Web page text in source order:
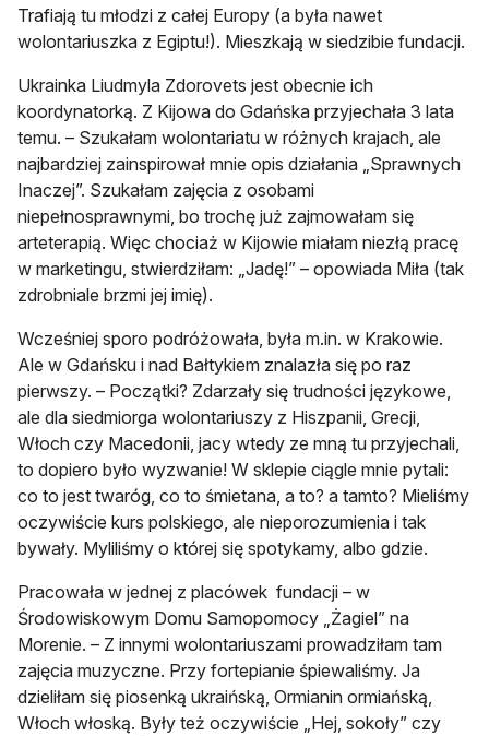
Trafiają tu młodzi z całej Europy (a była nawet
wolontariuszka z Egiptu!). Mieszkają w siedzibie fundacji.
Ukrainka Liudmyla Zdorovets jest obecnie ich
koordynatorką. Z Kijowa do Gdańska przyjechała 3 lata
temu. – Szukałam wolontariatu w różnych krajach, ale
najbardziej zainspirował mnie opis działania „Sprawnych
Inaczej”. Szukałam zajęcia z osobami
niepełnosprawnymi, bo trochę już zajmowałam się
arteterapią. Więc chociaż w Kijowie miałam niezłą pracę
w marketingu, stwierdziłam: „Jadę!” – opowiada Miła (tak
zdrobniale brzmi jej imię).
Wcześniej sporo podróżowała, była m.in. w Krakowie.
Ale w Gdańsku i nad Bałtykiem znalazła się po raz
pierwszy. – Początki? Zdarzały się trudności językowe,
ale dla siedmiorga wolontariuszy z Hiszpanii, Grecji,
Włoch czy Macedonii, jacy wtedy ze mną tu przyjechali,
to dopiero było wyzwanie! W sklepie ciągle mnie pytali:
co to jest twaróg, co to śmietana, a to? a tamto? Mieliśmy
oczywiście kurs polskiego, ale nieporozumienia i tak
bywały. Myliliśmy o której się spotykamy, albo gdzie.
Pracowała w jednej z placówek fundacji – w
Środowiskowym Domu Samopomocy „Żagiel” na
Morenie. – Z innymi wolontariuszami prowadziłam tam
zajęcia muzyczne. Przy fortepianie śpiewaliśmy. Ja
dzieliłam się piosenką ukraińską, Ormianin ormiańską,
Włoch włoską. Były też oczywiście „Hej, sokoły” czy